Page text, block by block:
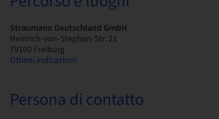
Straumann Deutschland GmbH
Heinrich-von-Stephan-Str. 21
79100 Freiburg
Ottieni indicazioni
Persona di contatto